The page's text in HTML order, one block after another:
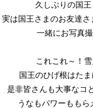
久しぶりの国
実は国王さまのお友達さ
一緒にお写真
これこれ～！雪
国王のひげ根はた
是非皆さんも大事なコ
うなもパワーもも